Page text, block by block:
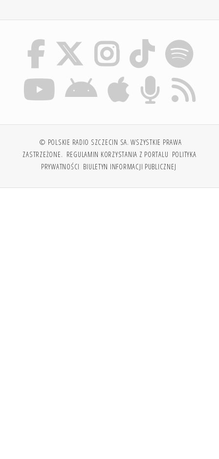
© POLSKIE RADIO SZCZECIN SA. WSZYSTKIE PRAWA
ZASTRZEŻONE. REGULAMIN KORZYSTANIA Z PORTALU POLITYKA
PRYWATNOŚCI BIULETYN INFORMACJI PUBLICZNEJ